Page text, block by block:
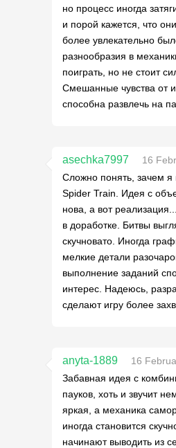
но процесс иногда
и порой кажется, что
более увлекательно
разнообразия в
поиграть, но не стоит
Смешанные чувства от
способна развлечь на
asechka7997
16
Сложно понять, зачем
Spider Train. Идея с
нова, а вот
в доработке. Битвы
скучновато. Иногда
мелкие детали
выполнение заданий
интерес. Надеюсь,
сделают игру более
anyta-1889
16
Забавная идея с
пауков, хоть и звучит
яркая, а механика
иногда становится
начинают выводить из